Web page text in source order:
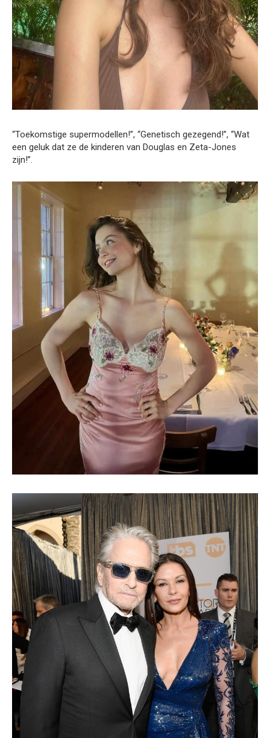
“Toekomstige supermodellen!”, “Genetisch gezegend!”, “Wat
een geluk dat ze de kinderen van Douglas en Zeta-Jones
zijn!”.